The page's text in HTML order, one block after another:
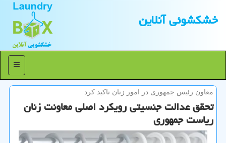
خشكشوئی آنلاین
منو
معاون رئیس جمهوری در امور زنان تاكید كرد
تحقق عدالت جنسیتی رویكرد اصلی معاونت زنان
ریاست جمهوری